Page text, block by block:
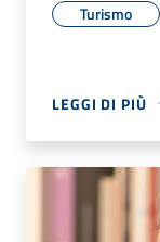
Turismo
LEGGI DI PIÙ